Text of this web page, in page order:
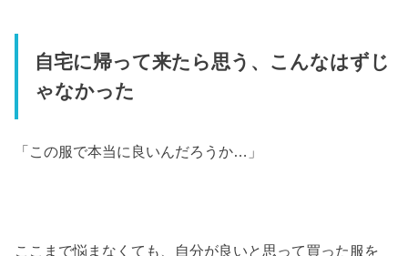
自宅に帰って来たら思う、こんなはずじ
ゃなかった
「この服で本当に良いんだろうか…」
ここまで悩まなくても、自分が良いと思って買った服を